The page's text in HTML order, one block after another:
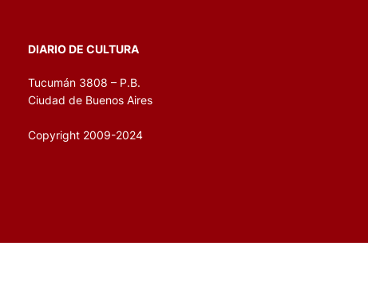
DIARIO DE CULTURA
Tucumán 3808 – P.B.
Ciudad de Buenos Aires
Copyright 2009-2024